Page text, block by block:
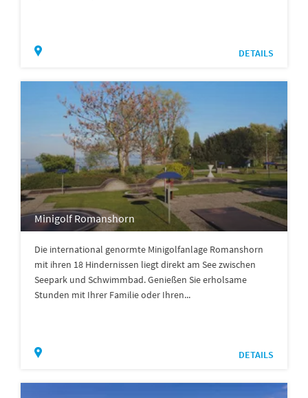
DETAILS
Minigolf Romanshorn
Die international genormte Minigolfanlage Romanshorn
mit ihren 18 Hindernissen liegt direkt am See zwischen
Seepark und Schwimmbad. Genießen Sie erholsame
Stunden mit Ihrer Familie oder Ihren...
DETAILS